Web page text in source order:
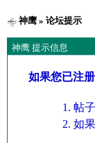
神鹰» 论坛提示
神鹰 提示信息
如果您已注
帖
如